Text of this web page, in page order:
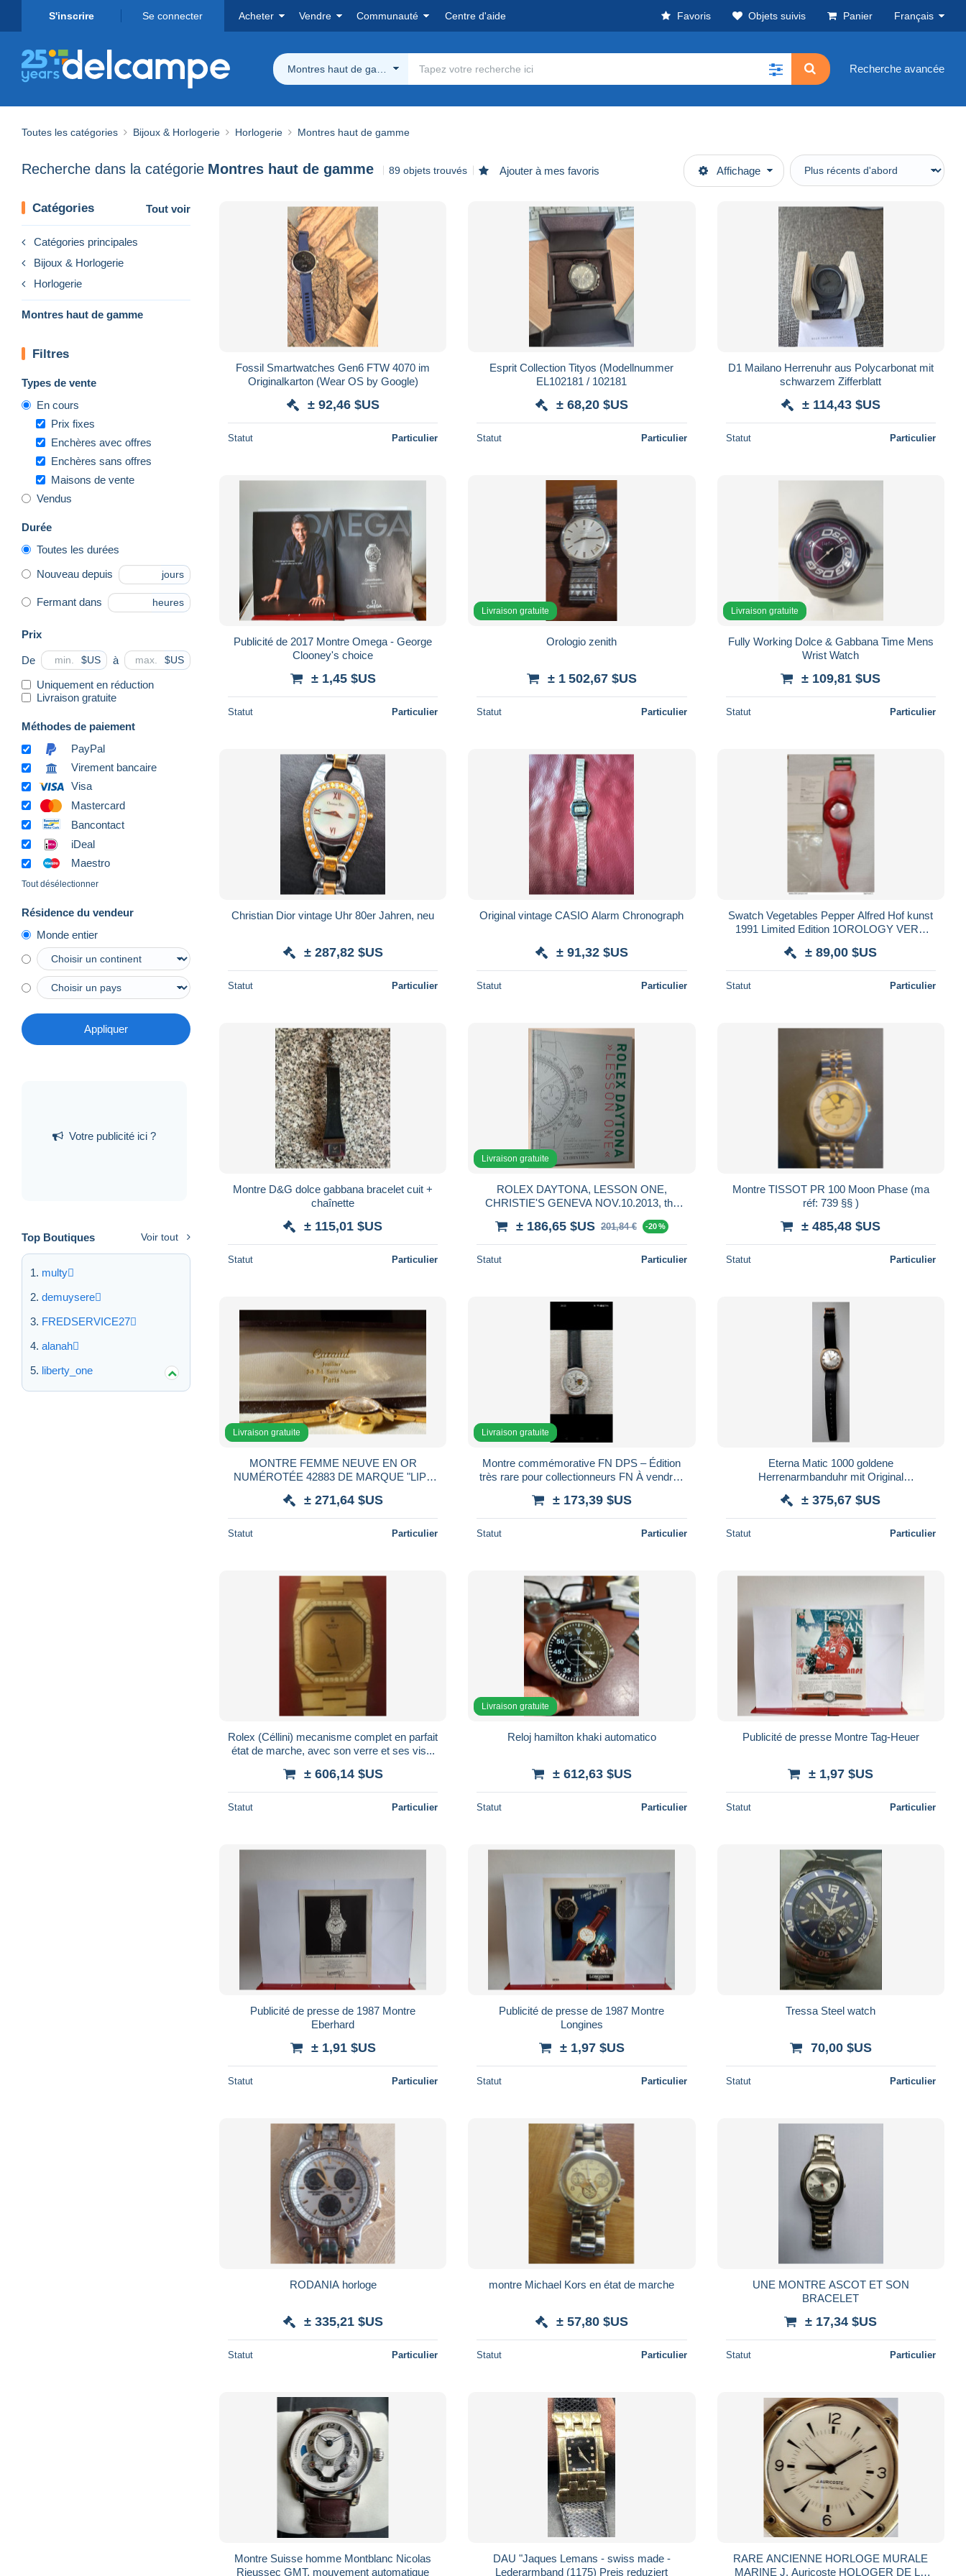
S'inscrire Se connecter Acheter Vendre Communauté Centre d'aide Favoris Objets suivis Panier Français
Montres haut de gamme Recherche avancée
Toutes les catégories Bijoux & Horlogerie Horlogerie Montres haut de gamme
Recherche dans la catégorie Montres haut de gamme 89 objets trouvés Ajouter à mes favoris Affichage
Catégories Tout voir
Catégories principales
Bijoux & Horlogerie
Horlogerie
Montres haut de gamme
Filtres
Types de vente
En cours
Prix fixes
Enchères avec offres
Enchères sans offres
Maisons de vente
Vendus
Durée
Toutes les durées
Nouveau depuis jours
Fermant dans heures
Prix
De $US à $US
Uniquement en réduction
Livraison gratuite
Méthodes de paiement
PayPal
Virement bancaire
Visa
Mastercard
Bancontact
iDeal
Maestro
Tout désélectionner
Résidence du vendeur
Monde entier
Appliquer
Votre publicité ici ?
Top Boutiques Voir tout
multy
demuysere
FREDSERVICE27
alanah
liberty_one
Fossil Smartwatches Gen6 FTW 4070 im
Originalkarton (Wear OS by Google)
± 92,46 $US
Statut Particulier
Esprit Collection Tityos (Modellnummer
EL102181 / 102181
± 68,20 $US
Statut Particulier
D1 Mailano Herrenuhr aus Polycarbonat mit
schwarzem Zifferblatt
± 114,43 $US
Statut Particulier
Publicité de 2017 Montre Omega - George
Clooney's choice
± 1,45 $US
Statut Particulier
Livraison gratuite
Orologio zenith
± 1 502,67 $US
Statut Particulier
Livraison gratuite
Fully Working Dolce & Gabbana Time Mens
Wrist Watch
± 109,81 $US
Statut Particulier
Christian Dior vintage Uhr 80er Jahren, neu
± 287,82 $US
Statut Particulier
Original vintage CASIO Alarm Chronograph
± 91,32 $US
Statut Particulier
Swatch Vegetables Pepper Alfred Hof kunst
1991 Limited Edition 1OROLOGY VERY
± 89,00 $US
Statut Particulier
Montre D&G dolce gabbana bracelet cuit +
chaînette
± 115,01 $US
Statut Particulier
Livraison gratuite
ROLEX DAYTONA, LESSON ONE,
CHRISTIE'S GENEVA NOV.10.2013, the
± 186,65 $US 201,84 € -20 %
Statut Particulier
Montre TISSOT PR 100 Moon Phase (ma
réf: 739 §§ )
± 485,48 $US
Statut Particulier
Livraison gratuite
MONTRE FEMME NEUVE EN OR
NUMÉROTÉE 42883 DE MARQUE "LIP "
± 271,64 $US
Statut Particulier
Livraison gratuite
Montre commémorative FN DPS – Édition
très rare pour collectionneurs FN À vendre :
± 173,39 $US
Statut Particulier
Eterna Matic 1000 goldene
Herrenarmbanduhr mit Original
± 375,67 $US
Statut Particulier
Rolex (Céllini) mecanisme complet en parfait
état de marche, avec son verre et ses vis...
± 606,14 $US
Statut Particulier
Livraison gratuite
Reloj hamilton khaki automatico
± 612,63 $US
Statut Particulier
Publicité de presse Montre Tag-Heuer
± 1,97 $US
Statut Particulier
Publicité de presse de 1987 Montre
Eberhard
± 1,91 $US
Statut Particulier
Publicité de presse de 1987 Montre
Longines
± 1,97 $US
Statut Particulier
Tressa Steel watch
70,00 $US
Statut Particulier
RODANIA horloge
± 335,21 $US
Statut Particulier
montre Michael Kors en état de marche
± 57,80 $US
Statut Particulier
UNE MONTRE ASCOT ET SON
BRACELET
± 17,34 $US
Statut Particulier
Montre Suisse homme Montblanc Nicolas
Rieussec GMT, mouvement automatique
DAU "Jaques Lemans - swiss made -
Lederarmband (1175) Preis reduziert
RARE ANCIENNE HORLOGE MURALE
MARINE J. Auricoste HOLOGER DE LA